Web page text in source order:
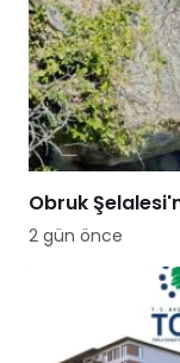
Obruk
2 gün önce